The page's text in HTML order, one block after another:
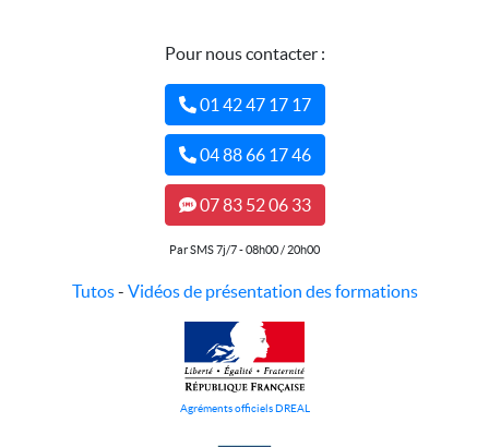
Pour nous contacter :
01 42 47 17 17
04 88 66 17 46
07 83 52 06 33
Par SMS 7j/7 - 08h00 / 20h00
Tutos- Vidéos de présentation des formations
Agréments officiels DREAL